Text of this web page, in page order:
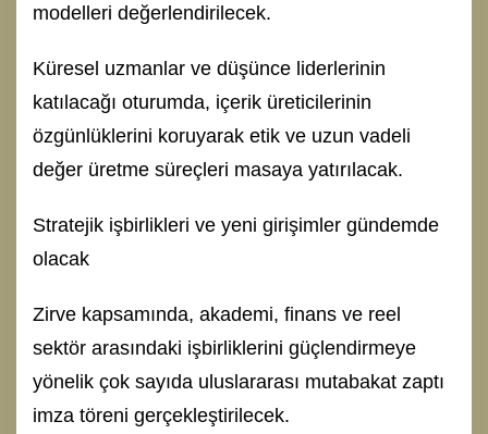
modelleri değerlendirilecek.
Küresel uzmanlar ve düşünce liderlerinin
katılacağı oturumda, içerik üreticilerinin
özgünlüklerini koruyarak etik ve uzun vadeli
değer üretme süreçleri masaya yatırılacak.
Stratejik işbirlikleri ve yeni girişimler gündemde
olacak
Zirve kapsamında, akademi, finans ve reel
sektör arasındaki işbirliklerini güçlendirmeye
yönelik çok sayıda uluslararası mutabakat zaptı
imza töreni gerçekleştirilecek.